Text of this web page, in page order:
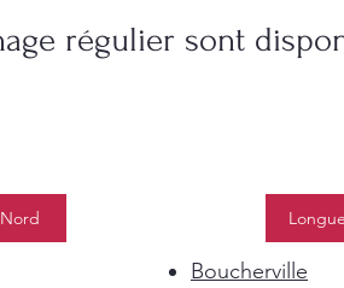
régulier sont
Boucherville